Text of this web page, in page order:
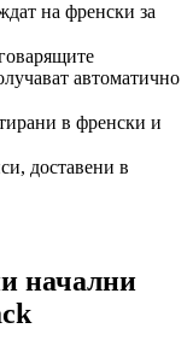
на френски за
автоматично
в френски и
доставени в
начални